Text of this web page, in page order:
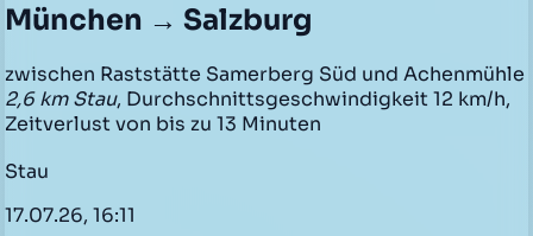
München → Salzburg
zwischen Raststätte Samerberg Süd und Achenmühle
2,6 km Stau, Durchschnittsgeschwindigkeit 12 km/h,
Zeitverlust von bis zu 13 Minuten
Stau
17.07.26, 16:11